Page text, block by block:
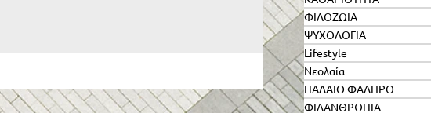
ΦΙΛΟΖΩΙΑ
ΨΥΧΟΛΟΓΙΑ
Lifestyle
Νεολαία
ΠΑΛΑΙΟ ΦΑΛΗΡΟ
ΦΙΛΑΝΘΡΩΠΙΑ